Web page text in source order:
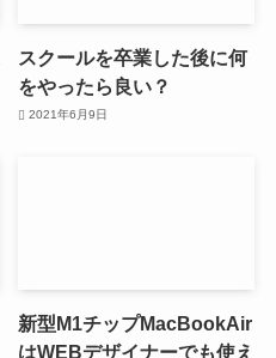
スクールを卒業した後に何
をやったら良い？
2021年6月9日
新型M1チップMacBookAir
はWEBデザイナーでも使え